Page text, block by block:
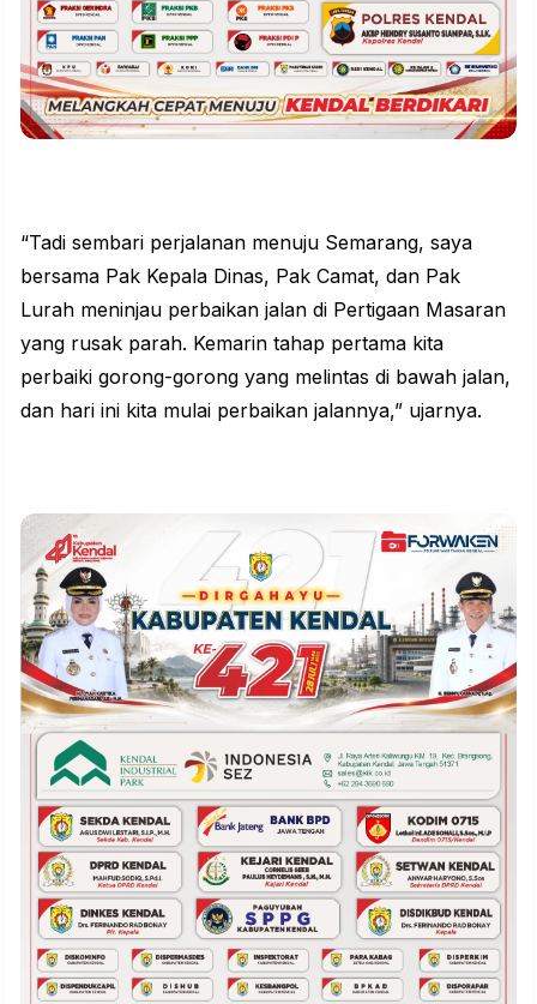
“Tadi sembari perjalanan menuju Semarang, saya
bersama Pak Kepala Dinas, Pak Camat, dan Pak
Lurah meninjau perbaikan jalan di Pertigaan Masaran
yang rusak parah. Kemarin tahap pertama kita
perbaiki gorong-gorong yang melintas di bawah jalan,
dan hari ini kita mulai perbaikan jalannya,” ujarnya.